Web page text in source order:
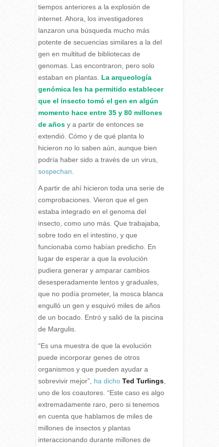
tiempos anteriores a la explosión de
internet. Ahora
los investigadores
lanzaron una búsqueda mucho más
potente de secuencias similares a la del
gen en multitud de bibliotecas de
genomas. Las encontraron, pero solo
estaban en plantas. La arqueología
genómica les ha permitido establecer
que el insecto tomó el gen en algún
momento hace entre 35 y 80 millones
de añosy a partir de entonces se
extendió. Cómo y de qué planta lo
hicieron no lo saben aún, aunque bien
podría haber sido a través de un virus,
sospechan
A partir de ahí hicieron toda una serie de
comprobaciones. Vieron que el gen
estaba integrado en el genoma del
insecto, como uno más. Que trabajaba
sobre todo en el intestino, y que
funcionaba como habían predicho. En
lugar de esperar a que la evolución
pudiera generar y amparar cambios
desesperadamente lentos y graduales,
que no podía prometer, la mosca blanca
engulló un gen y esquivó miles de años
de un bocado. Entró y salió de la piscina
de Margulis.
“Es una muestra de que la evolución
puede incorporar genes de otros
organismos y que pueden ayudar a
sobrevivir mejor”, ha dicho Ted Turlings,
uno de los coautores. “Este caso es algo
extremadamente raro, pero si tenemos
en cuenta que hablamos de miles de
millones de insectos y plantas
interaccionando durante millones de